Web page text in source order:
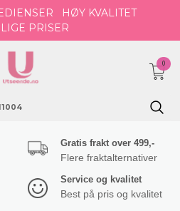
HØY KVALITET
PRISER
0
Gratis frakt over 499,-
Flere fraktalternativer
Service og kvalitet
Best på pris og kvalitet